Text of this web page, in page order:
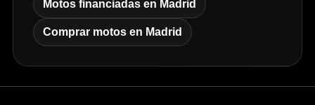
Motos financiadas en Madrid
Comprar motos en Madrid